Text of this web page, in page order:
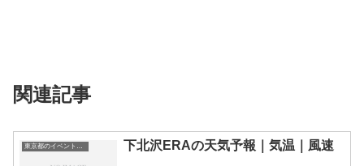
関連記事
東京都のイベント会場一覧 下北沢ERAの天気予報｜気温｜風速